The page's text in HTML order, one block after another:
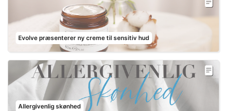
Evolve præsenterer ny creme til sensitiv hud
Allergivenlig skønhed